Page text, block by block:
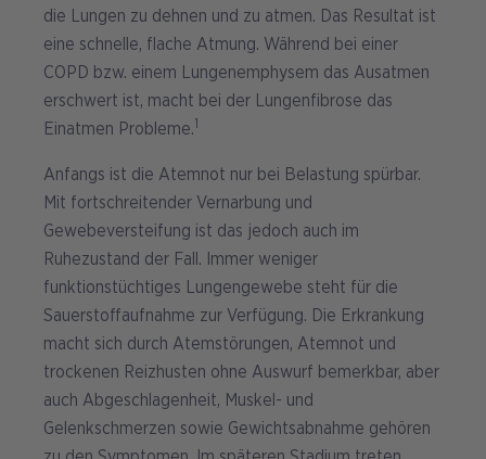
die Lungen zu dehnen und zu atmen. Das Resultat ist
eine schnelle, flache Atmung. Während bei einer
COPD bzw. einem Lungenemphysem das Ausatmen
erschwert ist, macht bei der Lungenfibrose das
Einatmen Probleme.1
Anfangs ist die Atemnot nur bei Belastung spürbar.
Mit fortschreitender Vernarbung und
Gewebeversteifung ist das jedoch auch im
Ruhezustand der Fall. Immer weniger
funktionstüchtiges Lungengewebe steht für die
Sauerstoffaufnahme zur Verfügung. Die Erkrankung
macht sich durch Atemstörungen, Atemnot und
trockenen Reizhusten ohne Auswurf bemerkbar, aber
auch Abgeschlagenheit, Muskel- und
Gelenkschmerzen sowie Gewichtsabnahme gehören